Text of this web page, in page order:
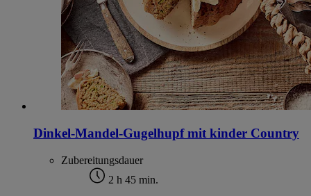
Dinkel-Mandel-Gugelhupf mit kinder Country
Zubereitungsdauer
2 h 45 min.